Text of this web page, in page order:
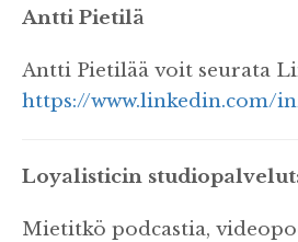
Antti Pietilä
Antti Pietilää voit seurata
https://www.linkedin.com/
Loyalisticin
Mietitkö podcastia,